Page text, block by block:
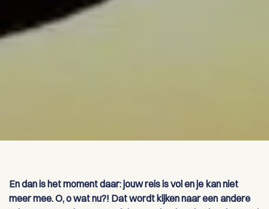
En dan is het moment daar: jouw reis is vol en je kan niet
meer mee. O, o wat nu?! Dat wordt kijken naar een andere